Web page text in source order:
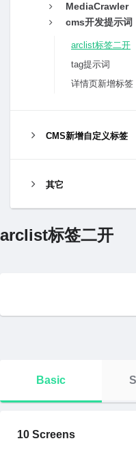
MediaCrawler
cms开发提示词
arclist标签二开
tag提示词
详情页新增标签
CMS新增自定义标签
其它
arclist标签二开
Basic
10 Screens